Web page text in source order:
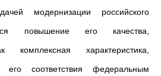
модернизации российского
повышение его качества,
комплексная характеристика,
соответствия федеральным